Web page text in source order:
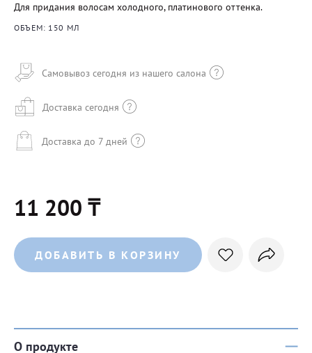
Для придания волосам холодного, платинового оттенка.
ОБЪЕМ: 150 МЛ
Самовывоз сегодня из нашего салона
Доставка сегодня
Доставка до 7 дней
11 200 ₸
ДОБАВИТЬ В КОРЗИНУ
О продукте